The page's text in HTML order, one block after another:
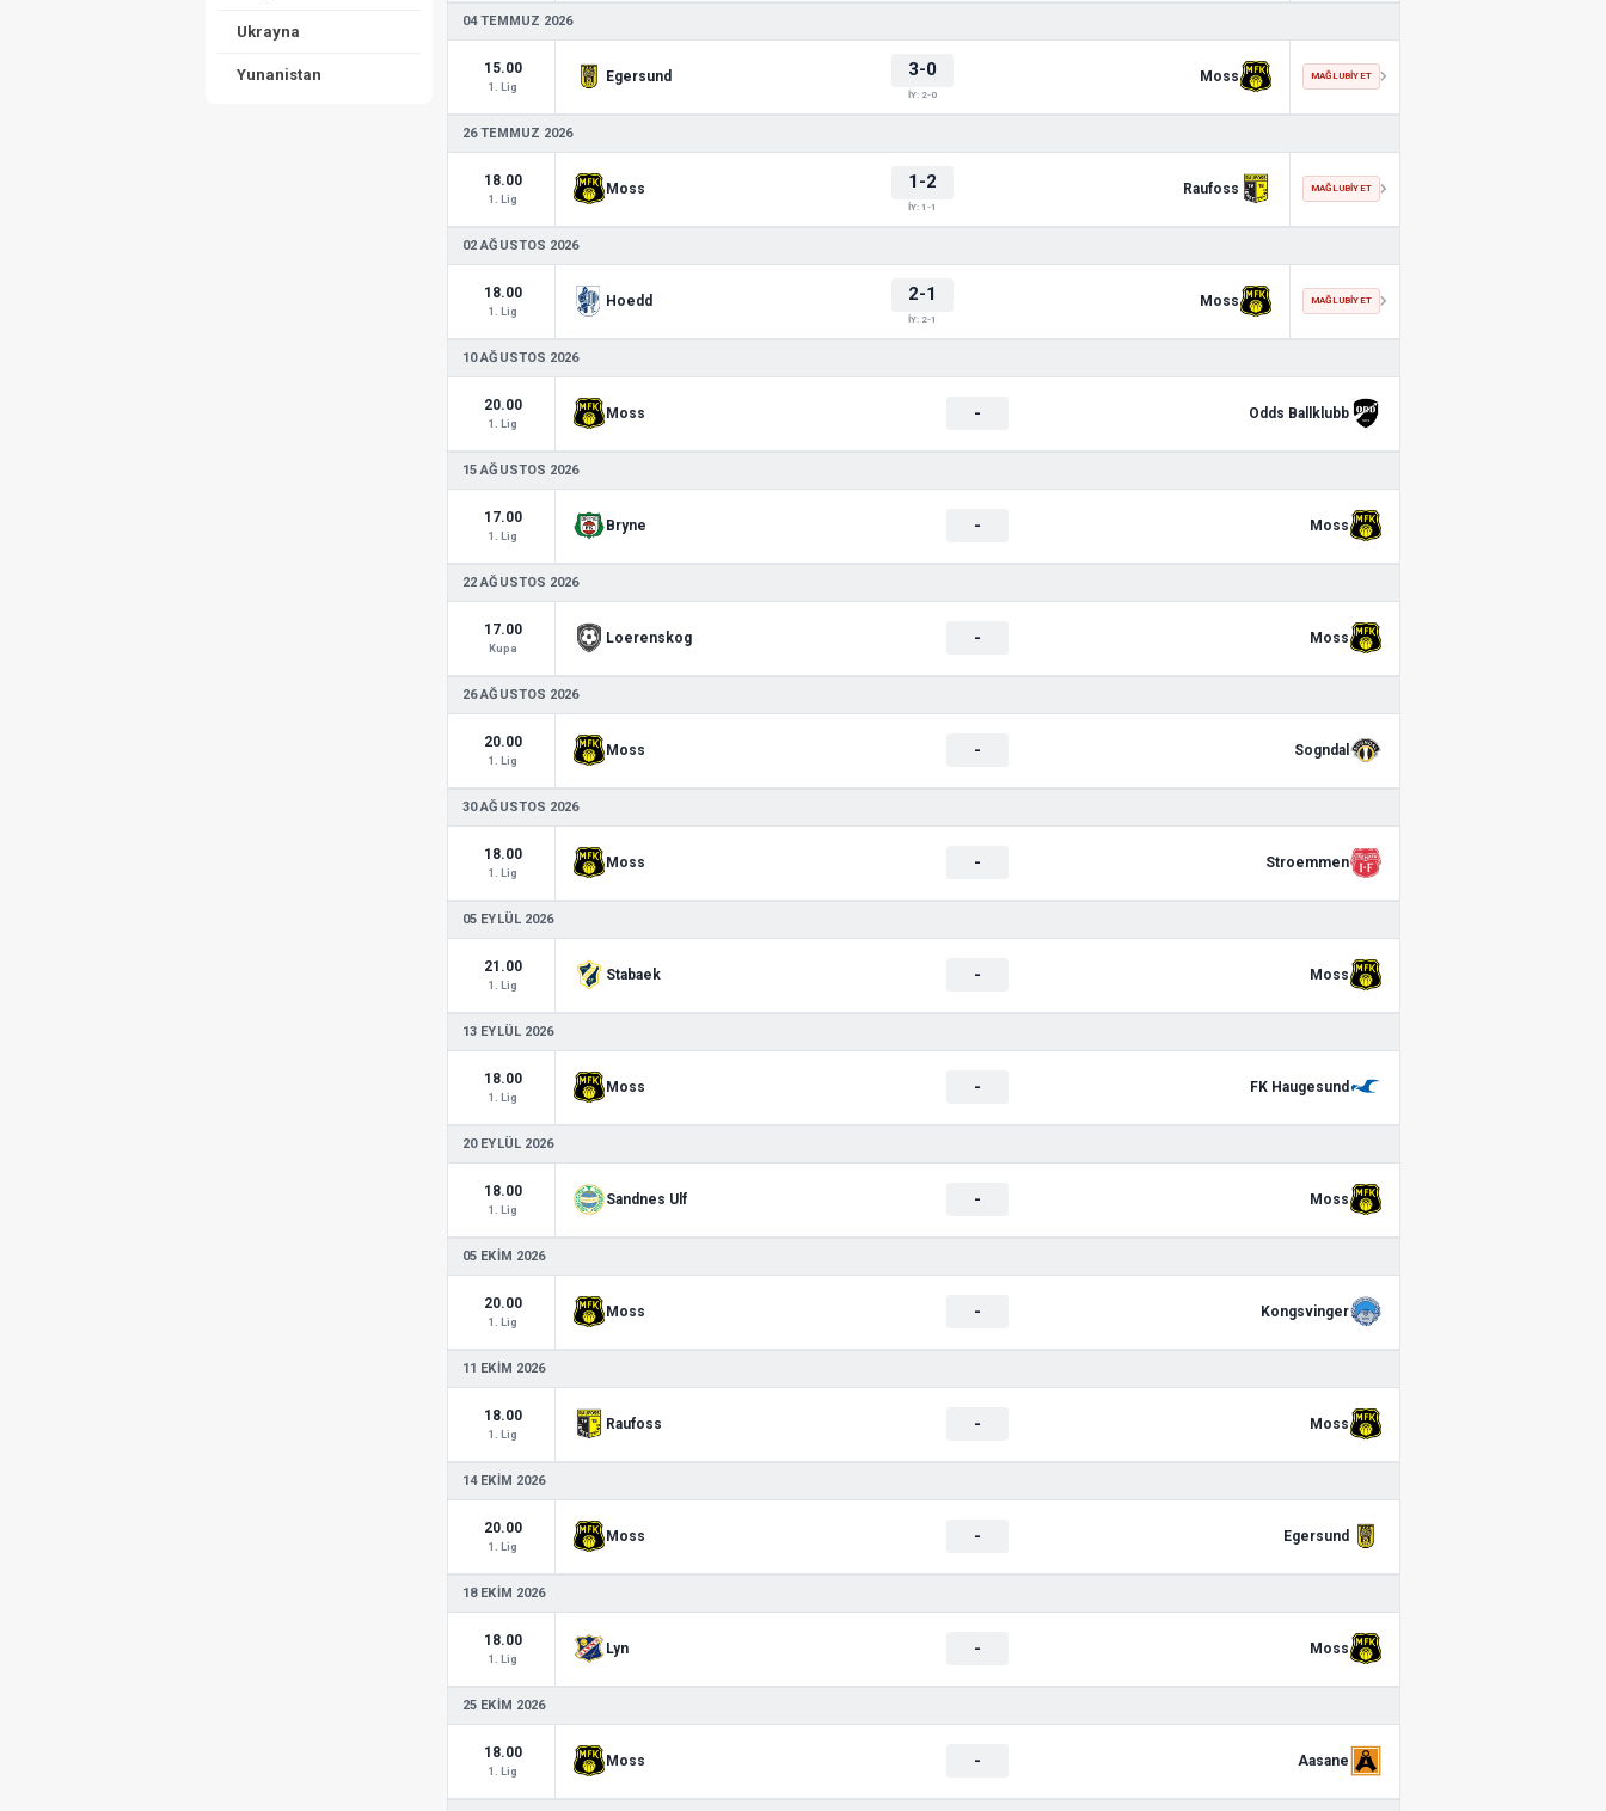
Ukrayna
Yunanistan
04 TEMMUZ 2026
15.00
1. Lig
Egersund 3-0
İY: 2-0
Moss MAĞLUBIYET
26 TEMMUZ 2026
18.00
1. Lig
Moss 1-2
İY: 1-1
Raufoss MAĞLUBIYET
02 AĞUSTOS 2026
18.00
1. Lig
Hoedd 2-1
İY: 2-1
Moss MAĞLUBIYET
10 AĞUSTOS 2026
20.00
1. Lig
Moss - Odds Ballklubb
15 AĞUSTOS 2026
17.00
1. Lig
Bryne - Moss
22 AĞUSTOS 2026
17.00
Kupa
Loerenskog - Moss
26 AĞUSTOS 2026
20.00
1. Lig
Moss - Sogndal
30 AĞUSTOS 2026
18.00
1. Lig
Moss - Stroemmen
05 EYLÜL 2026
21.00
1. Lig
Stabaek - Moss
13 EYLÜL 2026
18.00
1. Lig
Moss - FK Haugesund
20 EYLÜL 2026
18.00
1. Lig
Sandnes Ulf - Moss
05 EKIM 2026
20.00
1. Lig
Moss - Kongsvinger
11 EKIM 2026
18.00
1. Lig
Raufoss - Moss
14 EKIM 2026
20.00
1. Lig
Moss - Egersund
18 EKIM 2026
18.00
1. Lig
Lyn - Moss
25 EKIM 2026
18.00
1. Lig
Moss - Aasane